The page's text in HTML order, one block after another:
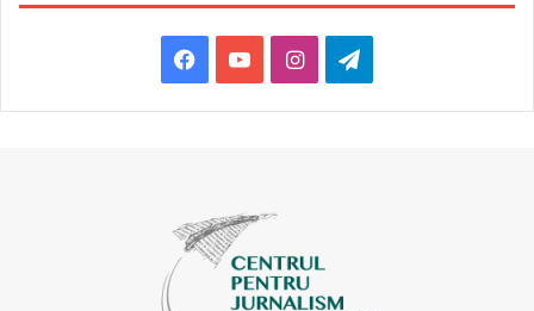
Persoanele interesate să participe la cursurile Storytelling
Termen limită de înscriere:
Precizăm că participarea este gratuită. Școala de
Facebook
YouTubeInstagramTelegram